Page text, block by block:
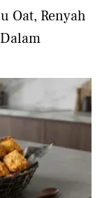
Oat, Renyah